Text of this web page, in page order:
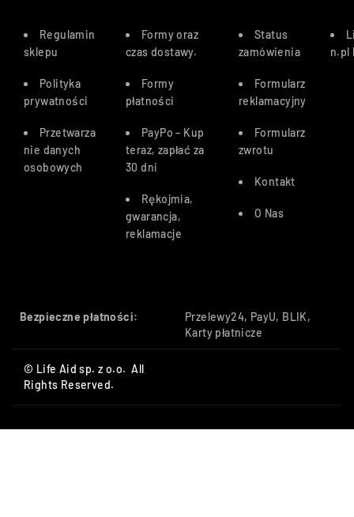
Regulamin
sklepu
Polityka
prywatności
Przetwarza
nie danych
osobowych
Formy oraz
czas dostawy.
Formy
płatności
PayPo – Kup
teraz, zapłać za
30 dni
Rękojmia,
gwarancja,
reklamacje
Status
zamówienia
Formularz
reklamacyjny
Formularz
zwrotu
Kontakt
O Nas
n.pl
Bezpieczne płatności:
Przelewy24, PayU, BLIK,
Karty płatnicze
© Life Aid sp. z o.o. All
Rights Reserved.